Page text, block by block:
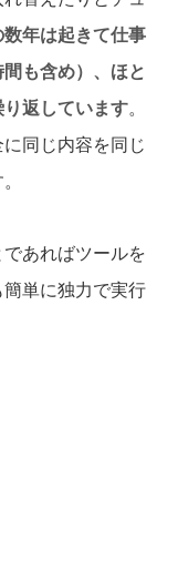
数年は起きて仕事
も含め）、ほと
返しています。
同じ内容を同じ
あればツールを
単に独力で実行